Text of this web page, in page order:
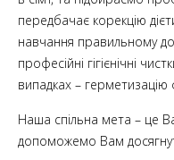
передбачає корекцію
навчання правильному
професійні гігієнічні
випадках – герметизацію
Наша спільна мета – це
допоможемо Вам